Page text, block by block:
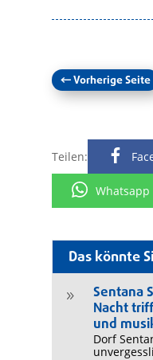
Das könnte
9
Sentana
Nacht
und
Dorf
←Vorherige Seite
Teilen:
Whatsapp